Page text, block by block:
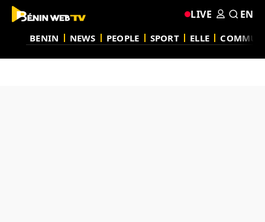
BENIN NEWS PEOPLE SPORT ELLE
LIVE EN